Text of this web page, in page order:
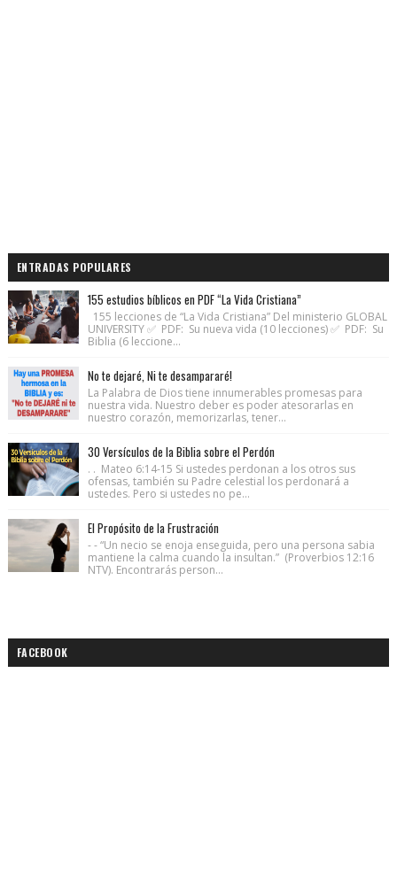
ENTRADAS POPULARES
155 estudios bíblicos en PDF “La Vida Cristiana”
155 lecciones de “La Vida Cristiana” Del ministerio GLOBAL
UNIVERSITY ✅ PDF: Su nueva vida (10 lecciones) ✅ PDF: Su
Biblia (6 leccione...
No te dejaré, Ni te desampararé!
La Palabra de Dios tiene innumerables promesas para
nuestra vida. Nuestro deber es poder atesorarlas en
nuestro corazón, memorizarlas, tener...
30 Versículos de la Biblia sobre el Perdón
. . Mateo 6:14-15 Si ustedes perdonan a los otros sus
ofensas, también su Padre celestial los perdonará a
ustedes. Pero si ustedes no pe...
El Propósito de la Frustración
- - “Un necio se enoja enseguida, pero una persona sabia
mantiene la calma cuando la insultan.” (Proverbios 12:16
NTV). Encontrarás person...
FACEBOOK